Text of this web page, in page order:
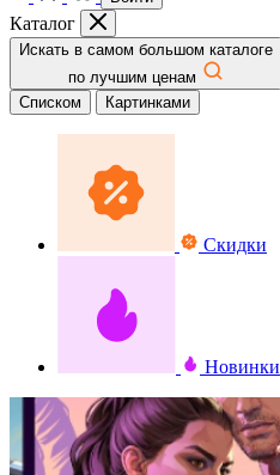
Каталог
Искать в самом большом каталоге
по лучшим ценам
Списком
Картинками
Скидки
Новинки